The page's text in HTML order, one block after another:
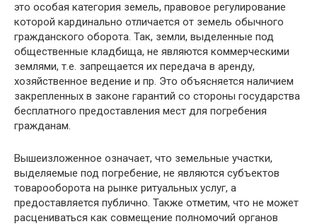
это особая категория земель, правовое регулирование
которой кардинально отличается от земель обычного
гражданского оборота. Так, земли, выделенные под
общественные кладбища, не являются коммерческими
землями, т.е. запрещается их передача в аренду,
хозяйственное ведение и пр. Это объясняется наличием
закрепленных в законе гарантий со стороны государства
бесплатного предоставления мест для погребения
гражданам.
Вышеизложенное означает, что земельные участки,
выделяемые под погребение, не являются субъектов
товарооборота на рынке ритуальных услуг, а
предоставляется публично. Также отметим, что не может
расцениваться как совмещение полномочий органов